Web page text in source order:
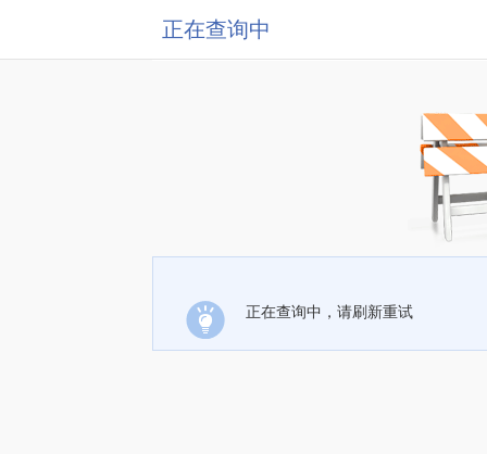
正在查询中
正在查询中，请刷新重试